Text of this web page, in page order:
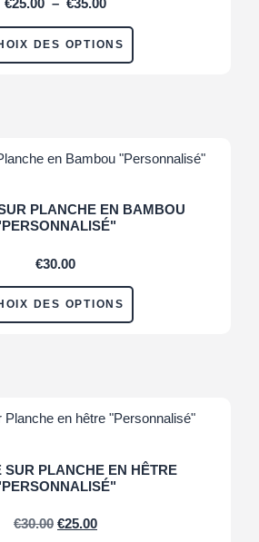
€25.00 – €35.00
DES OPTIONS
PLANCHE EN BAMBOU
€30.00
DES OPTIONS
SUR PLANCHE EN HÊTRE
€30.00 €25.00